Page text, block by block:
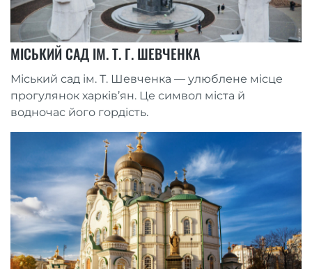
МІСЬКИЙ САД ІМ. Т. Г. ШЕВЧЕНКА
Міський сад ім. Т. Шевченка — улюблене місце
прогулянок харків’ян. Це символ міста й
водночас його гордість.